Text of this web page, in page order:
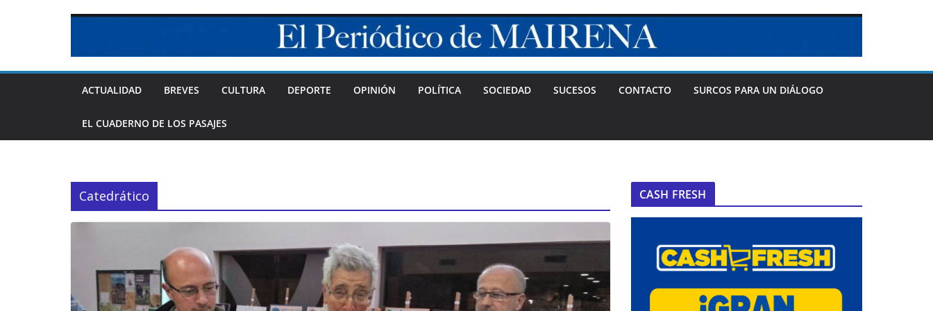
ACTUALIDAD BREVES CULTURA DEPORTE OPINIÓN POLÍTICA SOCIEDAD SUCESOS CONTACTO SURCOS PARA UN DIÁLOGO
EL CUADERNO DE LOS PASAJES
Catedrático CASH FRESH